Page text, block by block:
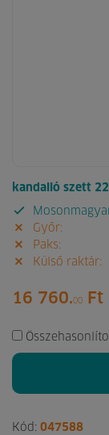
kandalló szett
Győr:
Paks:
Külső raktár:
16 760.00 Ft
Kód: 047588